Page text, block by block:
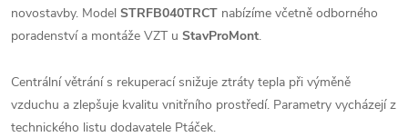
novostavby. Model STRFB040TRCT nabízíme včetně odborného
poradenství a montáže VZT u StavProMont.
Centrální větrání s rekuperací snižuje ztráty tepla při výměně
vzduchu a zlepšuje kvalitu vnitřního prostředí. Parametry vycházejí z
technického listu dodavatele Ptáček.